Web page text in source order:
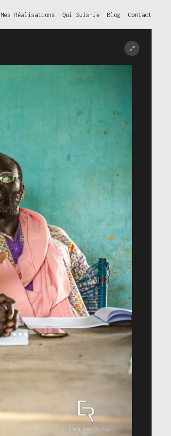
Mes Réalisations Qui Suis-Je Blog Contact